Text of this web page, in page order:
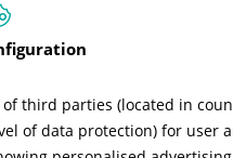
third parties (located in
of data protection) for user